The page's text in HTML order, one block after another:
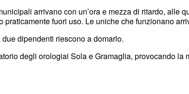
arrivano con un’ora e mezza di ritardo, alle
praticamente fuori uso. Le uniche che funzionano
dipendenti riescono a domarlo.
degli orologiai Sola e Gramaglia, provocando la